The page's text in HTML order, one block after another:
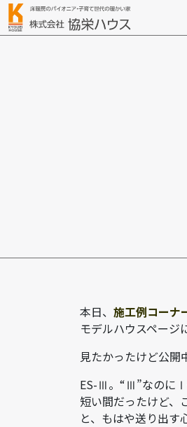
本日、 施工例コーナ
モデルハウスペー
見たかったけど公開
ES-Ⅲ。“Ⅲ”なのにⅠ
短い間だったけど、
と、もはや送り出